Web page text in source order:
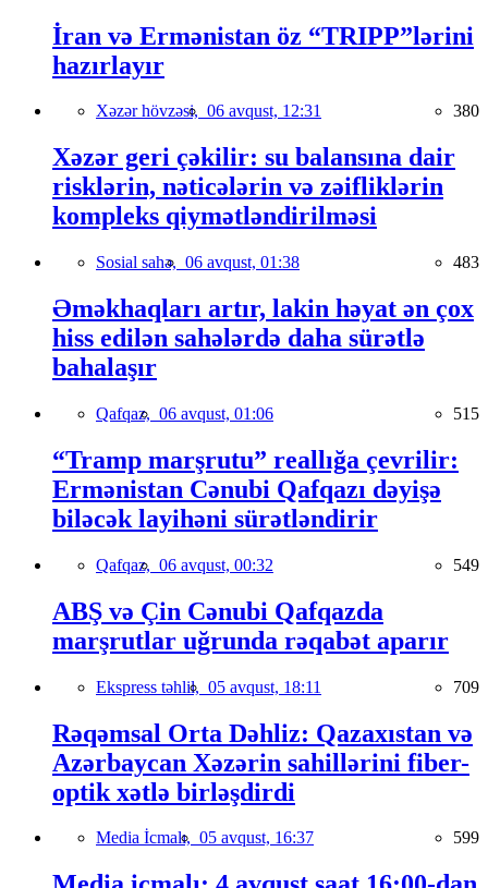
İran və Ermənistan öz “TRIPP”lərini
hazırlayır
Xəzər hövzəsi, 06 avqust, 12:31 380
Xəzər geri çəkilir: su balansına dair
risklərin, nəticələrin və zəifliklərin
kompleks qiymətləndirilməsi
Sosial sahə, 06 avqust, 01:38 483
Əməkhaqları artır, lakin həyat ən çox
hiss edilən sahələrdə daha sürətlə
bahalaşır
Qafqaz, 06 avqust, 01:06 515
“Tramp marşrutu” reallığa çevrilir:
Ermənistan Cənubi Qafqazı dəyişə
biləcək layihəni sürətləndirir
Qafqaz, 06 avqust, 00:32 549
ABŞ və Çin Cənubi Qafqazda
marşrutlar uğrunda rəqabət aparır
Ekspress təhlil, 05 avqust, 18:11 709
Rəqəmsal Orta Dəhliz: Qazaxıstan və
Azərbaycan Xəzərin sahillərini fiber-
optik xətlə birləşdirdi
Media İcmalı, 05 avqust, 16:37 599